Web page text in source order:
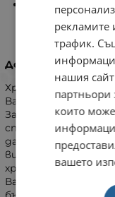
красива кожа и
Допълнителна
Храна с отличен
Вашият любимец
Защото всеки миг,
специален, и
дарим с повече
хранителни
Вашата котка
трафик.
нашия
партньори
които
вашето